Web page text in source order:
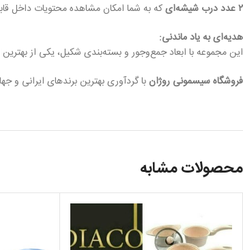
۲ عدد درب شیشه‌ای
که به شما امکان مشاهده محتویات داخل
هدیه‌ای به یاد ماندنی:
این مجموعه با ابعاد جمع‌وجور و بسته‌بندی شکیل، یکی از
فروشگاه سیسمونی روژان با گردآوری بهترین برندهای ایرانی
محصولات مشابه